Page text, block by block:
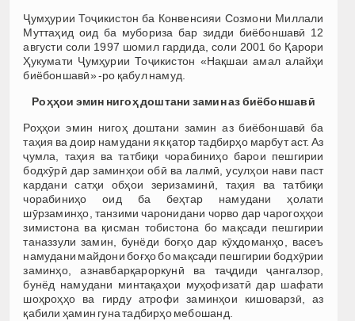
Ҷумҳурии Тоҷикистон ба Конвенсияи Созмони Миллали
Муттаҳид оид ба мубориза бар зидди биёбоншавӣ 12
августи соли 1997 шомил гардида, соли 2001 бо Қарори
Ҳукумати Ҷумҳурии Тоҷикистон «Нақшаи амал алайҳи
биёбоншавӣ» -ро қабул намуд.
Роҳҳои эмин нигоҳ доштани замин аз биёбоншавӣ
Роҳҳои эмин нигоҳ доштани замин аз биёбоншавӣ ба
таҳия ва доир намудани як қатор тадбирҳо марбут аст. Аз
ҷумла, таҳия ва татбиқи чорабиниҳо барои пешгирии
бодхӯрӣ дар заминҳои обӣ ва лалмӣ, усулҳои нави паст
кардани сатҳи обҳои зеризаминӣ, таҳия ва татбиқи
чорабиниҳо оид ба беҳтар намудани ҳолати
шӯрзаминҳо, танзими чаронидани чорво дар чарогоҳҳои
зимистона ва қисман тобистона бо мақсади пешгирии
таназзули замин, бунёди боғҳо дар кӯҳдоманҳо, васеъ
намудани майдони боғҳо бо мақсади пешгирии бодхӯрии
заминҳо, азнавбарқароркунӣ ва таҷдиди ҷангалзор,
бунёд намудани минтақаҳои муҳофизатӣ дар шафати
шоҳроҳҳо ва гирду атрофи заминҳои кишоварзӣ, аз
қабили ҳамин гуна тадбирҳо мебошанд.